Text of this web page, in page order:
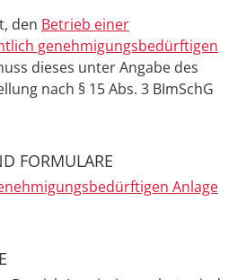
den Betrieb einer
genehmigungsbedürftigen
dieses unter Angabe des
nach § 15 Abs. 3 BImSchG
FORMULARE
Anlage